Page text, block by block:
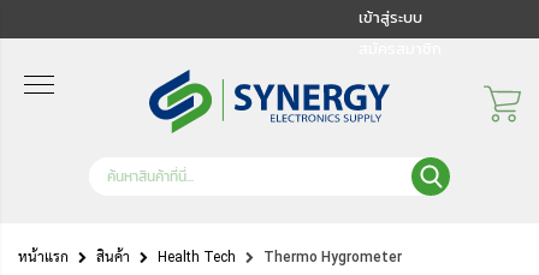
เข้าสู่ระบบ
หน้าแรก สินค้า Health Tech Thermo Hygrometer